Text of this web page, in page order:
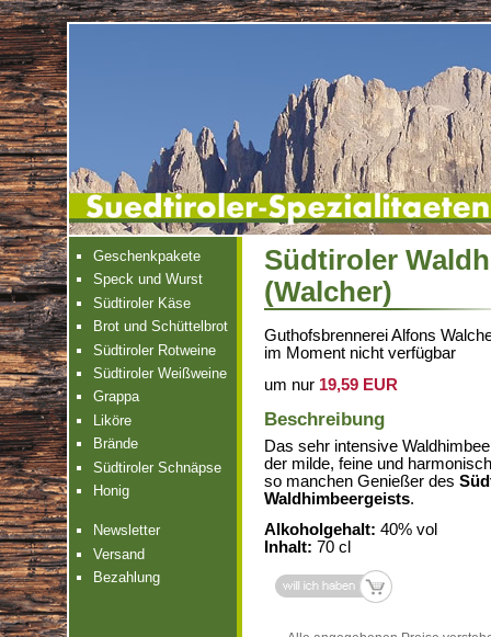
Südtiroler
(Walcher)
Guthofsbrennerei Alfons
im Moment nicht verfügbar
um nur 19,59 EUR
Beschreibung
Das sehr intensive
der milde, feine und
so manchen Genießer des
Waldhimbeergeists.
Alkoholgehalt: 40% vol
Inhalt: 70 cl
Geschenkpakete
Speck und Wurst
Südtiroler Käse
Brot und Schüttelbrot
Südtiroler Rotweine
Südtiroler Weißweine
Grappa
Liköre
Brände
Südtiroler Schnäpse
Honig
Newsletter
Versand
Bezahlung